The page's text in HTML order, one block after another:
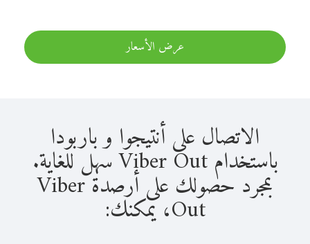
عرض الأسعار
الاتصال على أنتيجوا و باربودا
باستخدام Viber Out سهل للغاية.
بمجرد حصولك على أرصدة Viber
Out، يمكنك: